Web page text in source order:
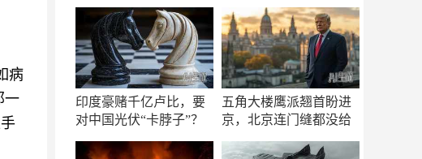
病
一
印度豪赌千亿卢比，要
对中国光伏“卡脖子”？
五角大楼鹰派翘首盼进
京，北京连门缝都没给